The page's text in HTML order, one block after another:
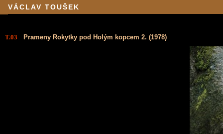
VÁCLAV TOUŠEK
T.03 Prameny Rokytky pod Holým kopcem 2. (1978)